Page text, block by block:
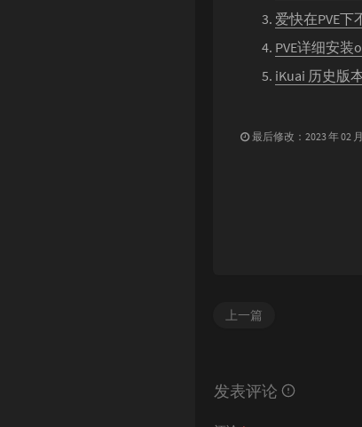
爱快在PVE
PVE详细安
iKuai 历史版
最后修改：2023 年 02
上一篇
发表评论